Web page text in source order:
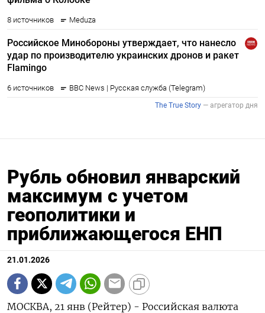
Рубль обновил январский
максимум с учетом
геополитики и
приближающегося ЕНП
21.01.2026
МОСКВА, 21 янв (Рейтер) - Российская валюта